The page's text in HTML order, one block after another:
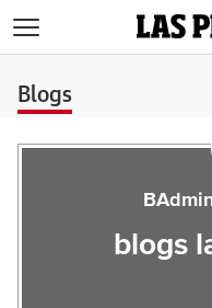
Blogs
blogs